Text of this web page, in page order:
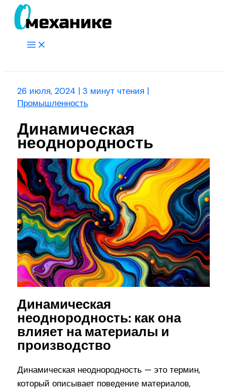
Перейти
Main
26 июля, 2024 |3 минут чтения |
Промышленность
Динамическая
неоднородность
Динамическая
неоднородность: как она
влияет на материалы и
производство
Динамическая неоднородность — это термин,
который описывает поведение материалов,